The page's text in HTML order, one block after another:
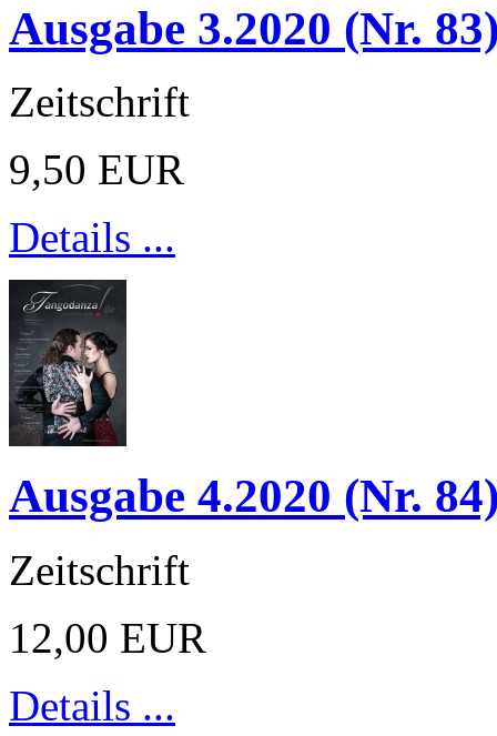
Ausgabe 3.2020 (Nr.
Zeitschrift
9,50 EUR
Details ...
Ausgabe 4.2020 (Nr.
Zeitschrift
12,00 EUR
Details ...